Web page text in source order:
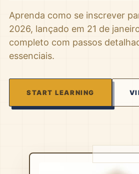
Aprenda como se inscrever
2026, lançado em 21 de
completo com passos
essenciais.
START LEARNING